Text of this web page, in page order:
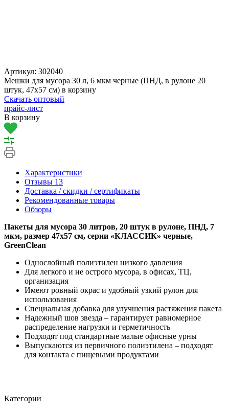
Артикул: 302040
Мешки для мусора 30 л, 6 мкм черные (ПНД, в рулоне 20
штук, 47х57 см) в корзину
Скачать оптовый
прайс-лист
В корзину
Характеристики
Отзывы 13
Доставка / скидки / сертификаты
Рекомендованные товары
Обзоры
Пакеты для мусора 30 литров, 20 штук в рулоне, ПНД, 7
мкм, размер 47х57 см, серии «КЛАССИК» черные,
GreenClean
Однослойный полиэтилен низкого давления
Для легкого и не острого мусора, в офисах, ТЦ,
организация
Имеют ровный окрас и удобный узкий рулон для
использования
Специальная добавка для улучшения растяжения пакета
Надежный шов звезда – гарантирует равномерное
распределение нагрузки и герметичность
Подходят под стандартные малые офисные урны
Выпускаются из первичного полиэтилена – подходят
для контакта с пищевыми продуктами
Категории